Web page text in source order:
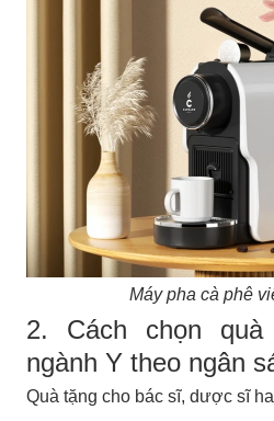
Máy pha cà phê
2. Cách chọn
ngành Y theo ngân
Quà tặng cho bác sĩ, dược sĩ